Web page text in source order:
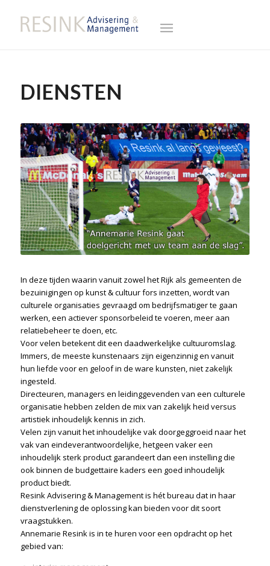
DIENSTEN
In deze tijden waarin vanuit zowel het Rijk als gemeenten de
bezuinigingen op kunst & cultuur fors inzetten, wordt van
culturele organisaties gevraagd om bedrijfsmatiger te gaan
werken, een actiever sponsorbeleid te voeren, meer aan
relatiebeheer te doen, etc.
Voor velen betekent dit een daadwerkelijke cultuuromslag.
Immers, de meeste kunstenaars zijn eigenzinnig en vanuit
hun liefde voor en geloof in de ware kunsten, niet zakelijk
ingesteld.
Directeuren, managers en leidinggevenden van een culturele
organisatie hebben zelden de mix van zakelijk heid versus
artistiek inhoudelijk kennis in zich.
Velen zijn vanuit het inhoudelijke vak doorgeggroeid naar het
vak van eindeverantwoordelijke, hetgeen vaker een
inhoudelijk sterk product garandeert dan een instelling die
ook binnen de budgettaire kaders een goed inhoudelijk
product biedt.
Resink Advisering & Management is hét bureau dat in haar
dienstverlening de oplossing kan bieden voor dit soort
vraagstukken.
Annemarie Resink is in te huren voor een opdracht op het
gebied van: